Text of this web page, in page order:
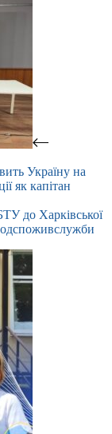
Україну на
як капітан
до Харківської